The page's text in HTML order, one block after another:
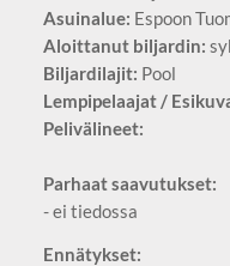
Asuinalue: Espoon
Aloittanut biljardin:
Biljardilajit: Pool
Lempipelaajat /
Pelivälineet:
Parhaat saavutukset:
- ei tiedossa
Ennätykset: